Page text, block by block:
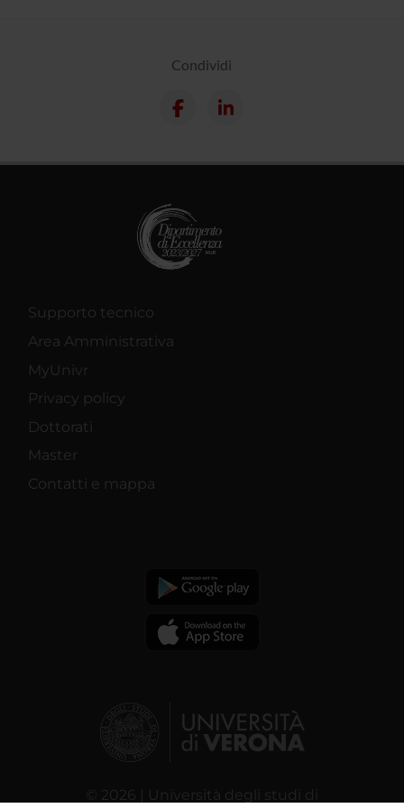
Condividi
Supporto tecnico
Area Amministrativa
MyUnivr
Privacy policy
Dottorati
Master
Contatti e mappa
© 2026 | Università degli studi di